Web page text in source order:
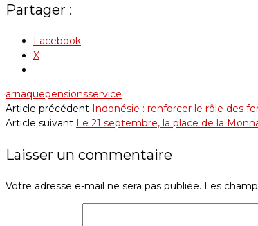
Partager :
Facebook
X
arnaquepensionsservice
Article précédent Indonésie : renforcer le rôle des
Article suivant Le 21 septembre, la place de la
Laisser un commentaire
Votre adresse e-mail ne sera pas publiée. Les